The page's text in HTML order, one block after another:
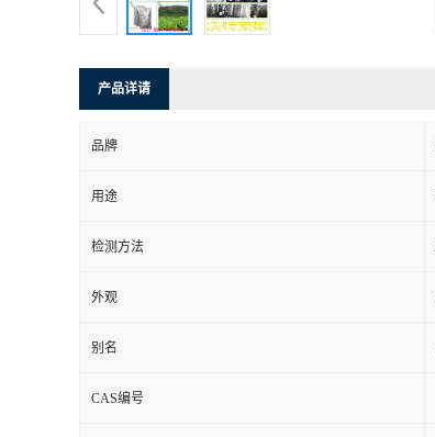
产品详请
品牌
用途
检测方法
外观
别名
CAS编号